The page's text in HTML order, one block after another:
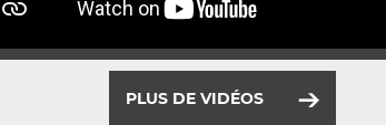
PLUS DE VIDÉOS